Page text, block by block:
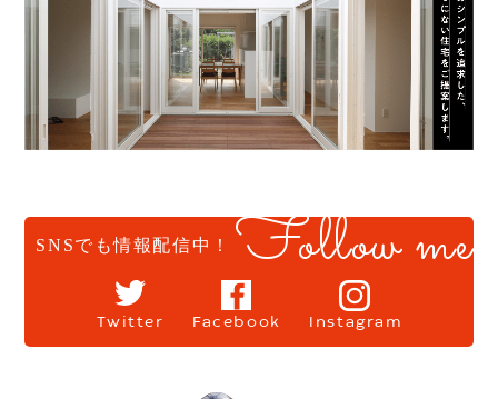
SNSでも情報配信中！ Follow me
Twitter Facebook Instagram